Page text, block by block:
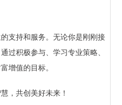
支持和服务。无论你是刚刚接
过积极参与、学习专业策略、
增值的目标。
，共创美好未来！